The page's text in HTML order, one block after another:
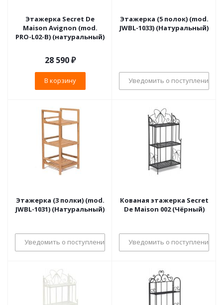
Этажерка Secret De
Maison Avignon (mod.
PRO-L02-B) (натуральный)
28 590₽
В корзину
Этажерка (5 полок) (mod.
JWBL-1033) (Натуральный)
Уведомить о поступлении
Этажерка (3 полки) (mod.
JWBL-1031) (Натуральный)
Уведомить о поступлении
Кованая этажерка Secret
De Maison 002 (Чёрный)
Уведомить о поступлении